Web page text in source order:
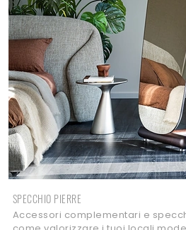
SPECCHIO PIERRE
Accessori complementari e